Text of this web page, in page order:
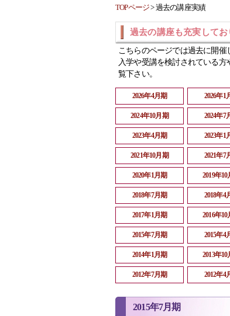
TOPページ>過去の講座実績
過去の講座も充実してお
こちらのページでは過去に開催
入学や受講を検討されている
覧下さい。
2026年4月期 2026年1
2024年10月期 2024年7
2023年4月期 2023年1
2021年10月期 2021年7
2020年1月期 2019年10
2018年7月期 2018年4
2017年1月期 2016年10
2015年7月期 2015年4
2014年1月期 2013年10
2012年7月期 2012年4
2015年7月期